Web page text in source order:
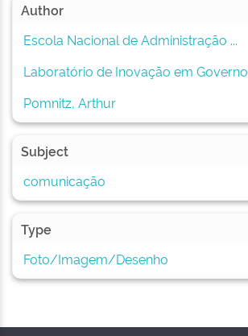
Author
Escola Nacional de Administração ...
Laboratório de Inovação em Governo
Pomnitz, Arthur
Subject
comunicação
Type
Foto/Imagem/Desenho